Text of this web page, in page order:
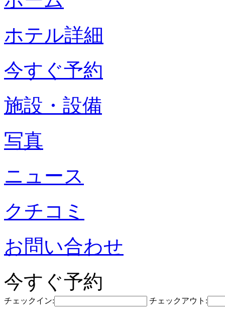
ホテル詳細
今すぐ予約
施設・設備
写真
ニュース
クチコミ
お問い合わせ
今すぐ予約
チェックイン: チェックアウト: